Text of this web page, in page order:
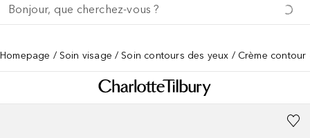
Homepage Soin visage Soin contours des yeux Crème contour